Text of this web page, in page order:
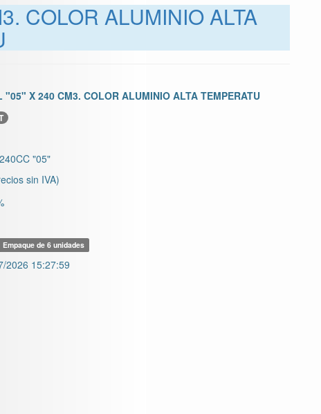
COLOR ALUMINIO ALTA
"05" X 240 CM3. COLOR ALUMINIO ALTA TEMPERATU
"05"
sin IVA)
Empaque de 6 unidades
2026 15:27:59